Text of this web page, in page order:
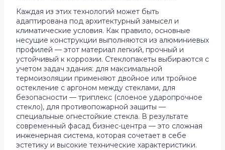
Каждая из этих технологий может быть
адаптирована под архитектурный замысел и
климатические условия. Как правило, основные
несущие конструкции выполняются из алюминиевых
профилей — этот материал легкий, прочный и
устойчивый к коррозии. Стеклопакеты выбираются с
учетом задач здания: для максимальной
термоизоляции применяют двойное или тройное
остекление с аргоном между стеклами, для
безопасности — триплекс (слоеное ударопрочное
стекло), для противопожарной защиты —
специальные огнестойкие стекла. В результате
современный фасад бизнес-центра — это сложная
инженерная система, которая сочетает в себе
эстетику и высокие технические характеристики.